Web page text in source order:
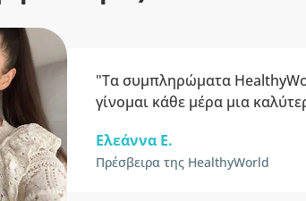
"Τα συμπληρώματα
γίνομαι κάθε μέρα μια
Ελεάννα Ε.
Πρέσβειρα της HealthyWorld